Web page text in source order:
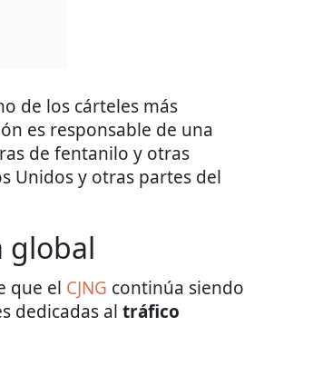
de los cárteles más
es responsable de una
de fentanilo y otras
Unidos y otras partes del
global
que el CJNG continúa siendo
dedicadas al tráfico